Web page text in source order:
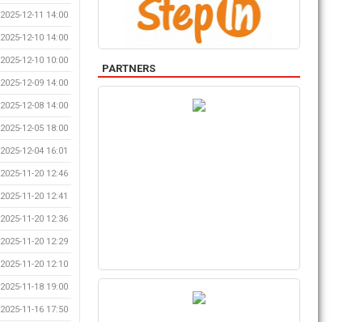
2025-12-11 14:00
2025-12-10 14:00
2025-12-10 10:00
2025-12-09 14:00
2025-12-08 14:00
2025-12-05 18:00
2025-12-04 16:01
2025-11-20 12:46
2025-11-20 12:41
2025-11-20 12:36
2025-11-20 12:29
2025-11-20 12:10
2025-11-18 19:00
2025-11-16 17:50
PARTNERS